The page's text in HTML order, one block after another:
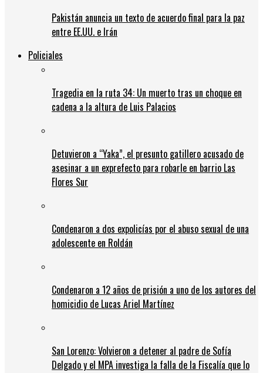
Pakistán anuncia un texto de acuerdo final para la paz
entre EE.UU. e Irán
Policiales
Tragedia en la ruta 34: Un muerto tras un choque en
cadena a la altura de Luis Palacios
Detuvieron a “Yaka”, el presunto gatillero acusado de
asesinar a un exprefecto para robarle en barrio Las
Flores Sur
Condenaron a dos expolicías por el abuso sexual de una
adolescente en Roldán
Condenaron a 12 años de prisión a uno de los autores del
homicidio de Lucas Ariel Martínez
San Lorenzo: Volvieron a detener al padre de Sofía
Delgado y el MPA investiga la falla de la Fiscalía que lo